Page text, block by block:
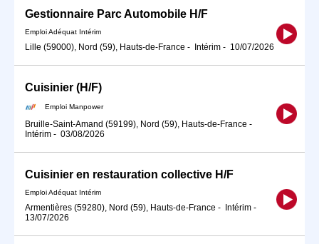
Gestionnaire Parc Automobile H/F
Emploi Adéquat Intérim
Lille (59000), Nord (59), Hauts-de-France - Intérim - 10/07/2026
Cuisinier (H/F)
Emploi Manpower
Bruille-Saint-Amand (59199), Nord (59), Hauts-de-France -
Intérim - 03/08/2026
Cuisinier en restauration collective H/F
Emploi Adéquat Intérim
Armentières (59280), Nord (59), Hauts-de-France - Intérim -
13/07/2026